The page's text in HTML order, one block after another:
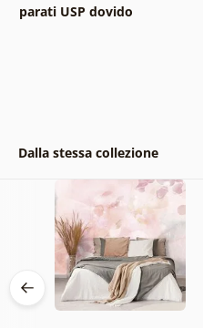
parati USP dovido
Dalla stessa collezione